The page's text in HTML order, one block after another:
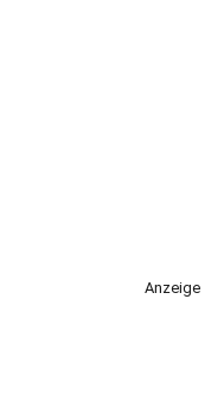
Anzeige